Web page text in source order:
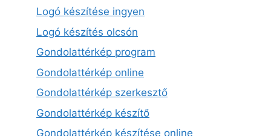
Logó készítése ingyen
Logó készítés olcsón
Gondolattérkép program
Gondolattérkép online
Gondolattérkép szerkesztő
Gondolattérkép készítő
Gondolattérkép készítése online